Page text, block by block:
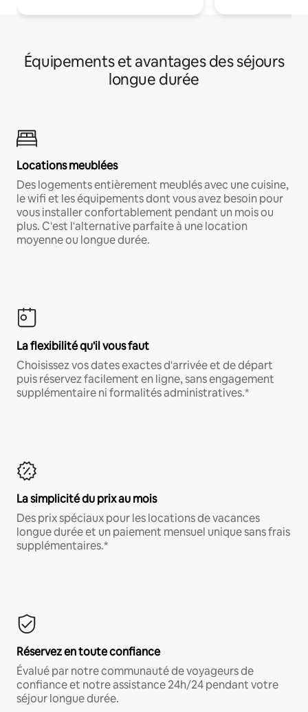
Équipements et avantages des séjours
longue durée
Locations meublées
Des logements entièrement meublés avec une cuisine,
le wifi et les équipements dont vous avez besoin pour
vous installer confortablement pendant un mois ou
plus. C'est l'alternative parfaite à une location
moyenne ou longue durée.
La flexibilité qu'il vous faut
Choisissez vos dates exactes d'arrivée et de départ
puis réservez facilement en ligne, sans engagement
supplémentaire ni formalités administratives.*
La simplicité du prix au mois
Des prix spéciaux pour les locations de vacances
longue durée et un paiement mensuel unique sans frais
supplémentaires.*
Réservez en toute confiance
Évalué par notre communauté de voyageurs de
confiance et notre assistance 24h/24 pendant votre
séjour longue durée.